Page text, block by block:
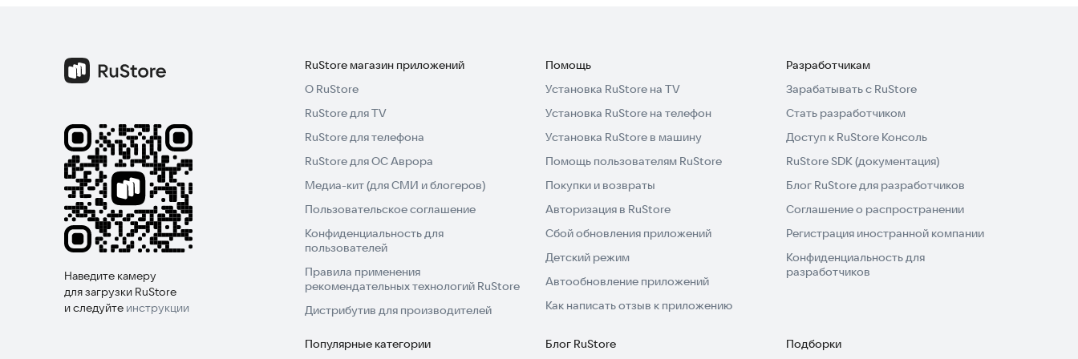
Наведите камеру
для загрузки RuStore
и следуйте инструкции
RuStore магазин приложений
О RuStore
RuStore для TV
RuStore для телефона
RuStore для ОС Аврора
Медиа-кит (для СМИ и блогеров)
Пользовательское соглашение
Конфиденциальность для
пользователей
Правила применения
рекомендательных технологий RuStore
Дистрибутив для производителей
Помощь
Установка RuStore на TV
Установка RuStore на телефон
Установка RuStore в машину
Помощь пользователям RuStore
Покупки и возвраты
Авторизация в RuStore
Сбой обновления приложений
Детский режим
Автообновление приложений
Как написать отзыв к приложению
Разработчикам
Зарабатывать с RuStore
Стать разработчиком
Доступ к RuStore Консоль
RuStore SDK (документация)
Блог RuStore для разработчиков
Соглашение о распространении
Регистрация иностранной компании
Конфиденциальность для
разработчиков
Популярные категории Блог RuStore Подборки